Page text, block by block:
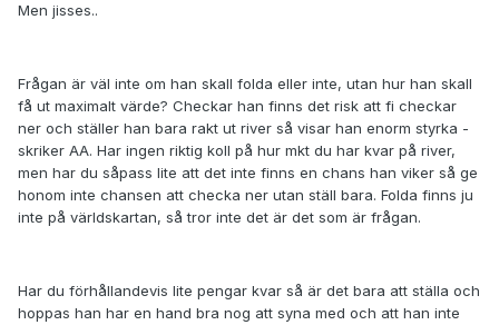
Men jisses..
Frågan är väl inte om han skall folda eller inte, utan hur han skall
få ut maximalt värde? Checkar han finns det risk att fi checkar
ner och ställer han bara rakt ut river så visar han enorm styrka -
skriker AA. Har ingen riktig koll på hur mkt du har kvar på river,
men har du såpass lite att det inte finns en chans han viker så ge
honom inte chansen att checka ner utan ställ bara. Folda finns ju
inte på världskartan, så tror inte det är det som är frågan.
Har du förhållandevis lite pengar kvar så är det bara att ställa och
hoppas han har en hand bra nog att syna med och att han inte